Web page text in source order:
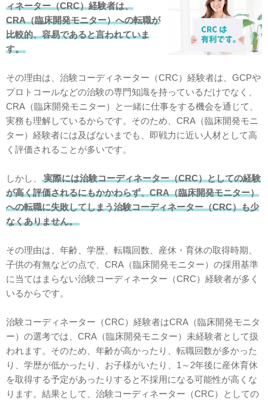
ィネーター（CRC）経験者は、
CRA（臨床開発モニター）への転職が
比較的、容易であると言われていま
す。
その理由は、治験コーディネーター（CRC）経験者は、GCPや
プロトコールなどの治験の専門知識を持っているだけでなく、
CRA（臨床開発モニター）と一緒に仕事をする機会を通じて、
実務も理解しているからです。そのため、CRA（臨床開発モニ
ター）経験者には及ばないまでも、即戦力に近い人材として高
く評価されることが多いです。
しかし、
実際には治験コーディネーター（CRC）としての経験
が高く評価されるにもかかわらず、CRA（臨床開発モニター）
への転職に失敗してしまう治験コーディネーター（CRC）も少
なくありません。
その理由は、年齢、学歴、転職回数、産休・育休の取得時期、
子供の有無などの点で、CRA（臨床開発モニター）の採用基準
に当てはまらない治験コーディネーター（CRC）経験者が多く
いるからです。
治験コーディネーター（CRC）経験者はCRA（臨床開発モニタ
ー）の選考では、CRA（臨床開発モニター）未経験者として扱
われます。そのため、年齢が高かったり、転職回数が多かった
り、学歴が低かったり、お子様がいたり、1～2年後に産休育休
を取得する予定があったりすると不採用になる可能性が高くな
ります。結果として、治験コーディネーター（CRC）としての